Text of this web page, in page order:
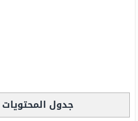
جدول المحتويات